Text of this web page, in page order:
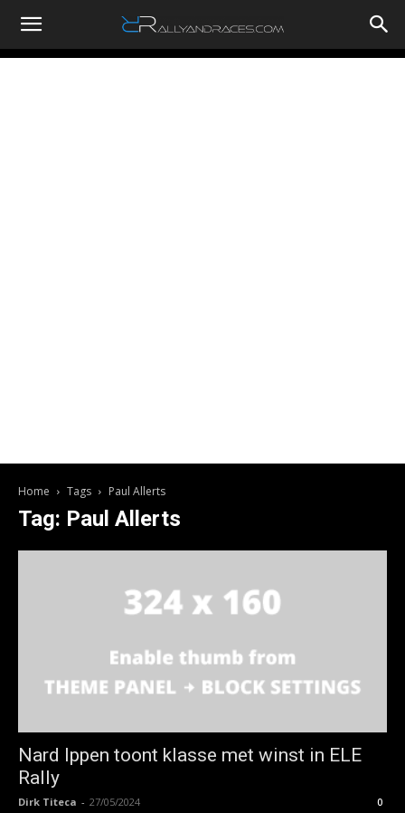
RallyandRaces.com
Home Tags Paul Allerts
Tag: Paul Allerts
Nard Ippen toont klasse met winst in ELE
Rally
Dirk Titeca - 27/05/2024 0